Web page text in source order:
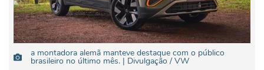
a montadora alemã manteve destaque com o público
brasileiro no último mês. | Divulgação / VW